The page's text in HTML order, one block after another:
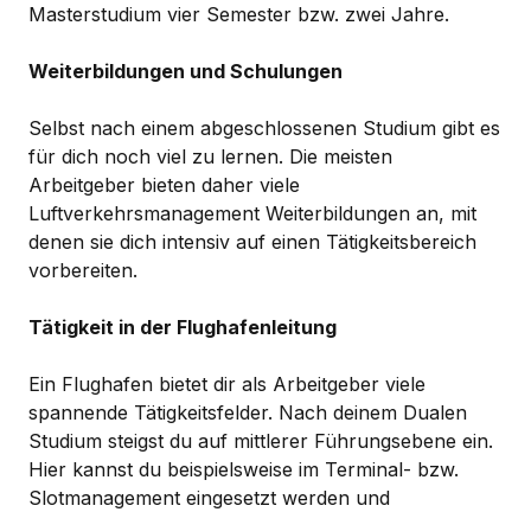
Masterstudium vier Semester bzw. zwei Jahre.
Weiterbildungen und Schulungen
Selbst nach einem abgeschlossenen Studium gibt es
für dich noch viel zu lernen. Die meisten
Arbeitgeber bieten daher viele
Luftverkehrsmanagement Weiterbildungen an, mit
denen sie dich intensiv auf einen Tätigkeitsbereich
vorbereiten.
Tätigkeit in der Flughafenleitung
Ein Flughafen bietet dir als Arbeitgeber viele
spannende Tätigkeitsfelder. Nach deinem Dualen
Studium steigst du auf mittlerer Führungsebene ein.
Hier kannst du beispielsweise im Terminal- bzw.
Slotmanagement eingesetzt werden und